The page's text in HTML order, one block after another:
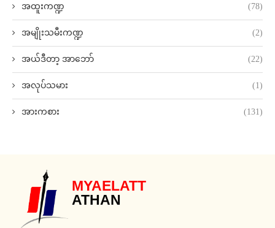
အထူးကဏ္ဍ (78)
အမျိုးသမီးကဏ္ဍ (2)
အယ်ဒီတာ့ အာဘော် (22)
အလုပ်သမား (1)
အားကစား (131)
MYAELATT
ATHAN